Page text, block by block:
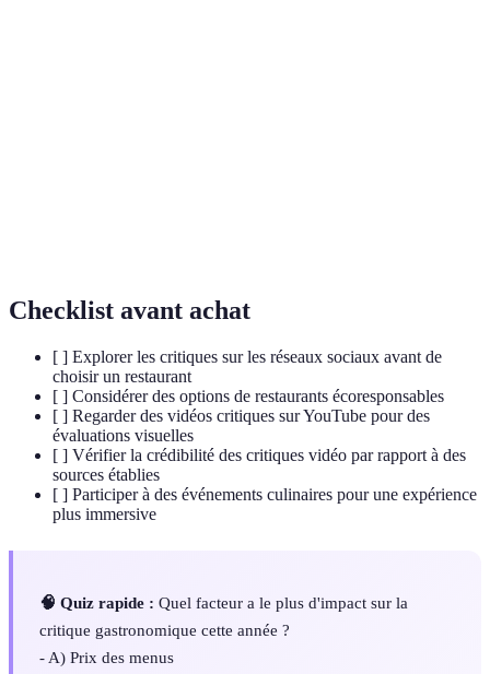
Checklist avant achat
[ ] Explorer les critiques sur les réseaux sociaux avant de
choisir un restaurant
[ ] Considérer des options de restaurants écoresponsables
[ ] Regarder des vidéos critiques sur YouTube pour des
évaluations visuelles
[ ] Vérifier la crédibilité des critiques vidéo par rapport à des
sources établies
[ ] Participer à des événements culinaires pour une expérience
plus immersive
🧠 Quiz rapide : Quel facteur a le plus d'impact sur la
critique gastronomique cette année ?
- A) Prix des menus